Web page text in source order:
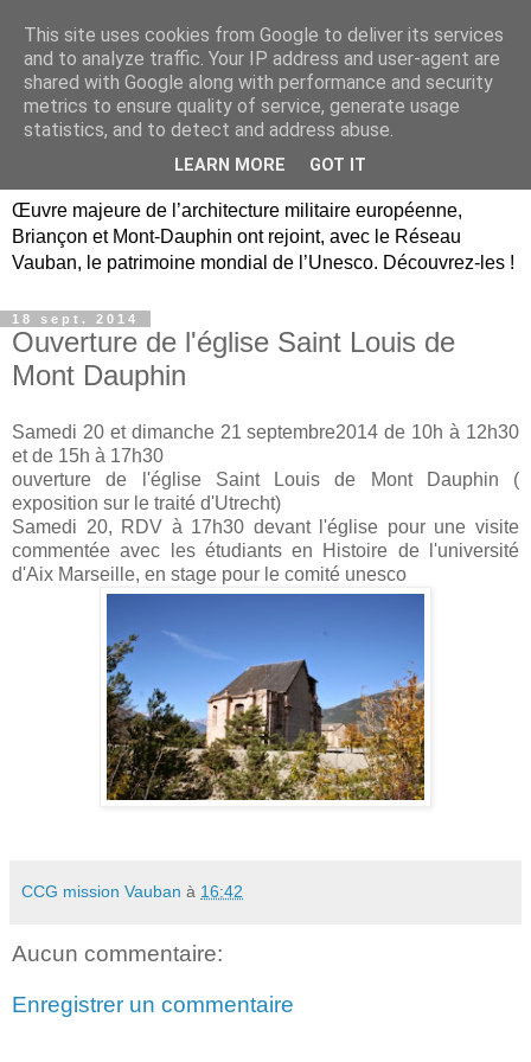
Briançon, Mont-Dauphin,
Vauban Unesco Hautes-
Œuvre majeure de l’architecture militaire européenne,
Briançon et Mont-Dauphin ont rejoint, avec le Réseau
Vauban, le patrimoine mondial de l’Unesco. Découvrez-les !
18 sept. 2014
Ouverture de l'église Saint Louis de
Mont Dauphin
Samedi 20 et dimanche 21 septembre2014 de 10h à 12h30
et de 15h à 17h30
ouverture de l'église Saint Louis de Mont Dauphin (
exposition sur le traité d'Utrecht)
Samedi 20, RDV à 17h30 devant l'église pour une visite
commentée avec les étudiants en Histoire de l'université
d'Aix Marseille, en stage pour le comité unesco
CCG mission Vauban à 16:42
Aucun commentaire:
Enregistrer un commentaire
This site uses cookies from Google to deliver its services
and to analyze traffic. Your IP address and user-agent are
shared with Google along with performance and security
metrics to ensure quality of service, generate usage
statistics, and to detect and address abuse.
LEARN MORE GOT IT